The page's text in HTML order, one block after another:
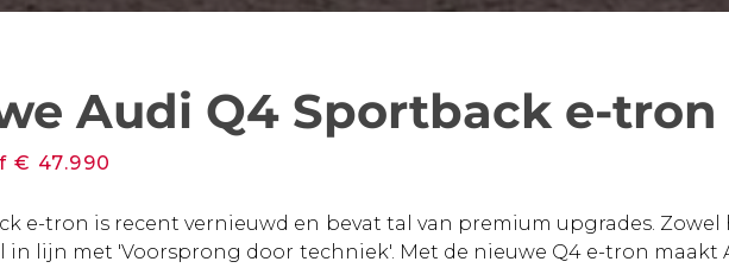
Audi Q4 Sportback e-tron
€ 47.990
e-tron is recent vernieuwd en bevat tal van premium upgrades.
in lijn met 'Voorsprong door techniek'. Met de nieuwe Q4 e-tron